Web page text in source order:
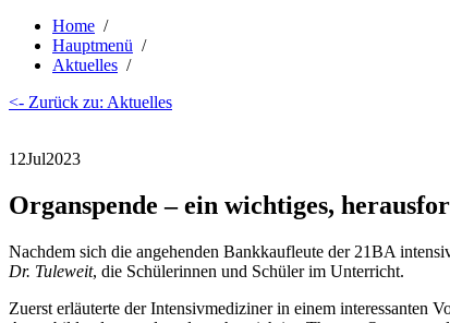
Home /
Hauptmenü /
Aktuelles /
<- Zurück zu: Aktuelles
12Jul2023
Organspende – ein wichtiges,
Nachdem sich die angehenden Bankkaufleute der 21BA
Dr. Tuleweit, die Schülerinnen und Schüler im Unterricht.
Zuerst erläuterte der Intensivmediziner in einem interessanten